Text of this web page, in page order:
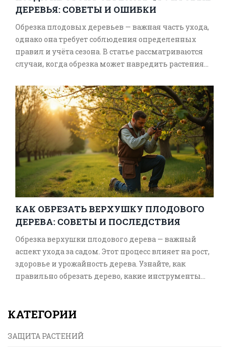
ДЕРЕВЬЯ: СОВЕТЫ И ОШИБКИ
Обрезка плодовых деревьев — важная часть ухода,
однако она требует соблюдения определенных
правил и учёта сезона. В статье рассматриваются
случаи, когда обрезка может навредить растениям,
определению времени для этой процедуры.
Понимание особенностей каждого вида дерева и
его жизненного цикла поможет садоводам
добиться лучшего урожая.
КАК ОБРЕЗАТЬ ВЕРХУШКУ ПЛОДОВОГО
ДЕРЕВА: СОВЕТЫ И ПОСЛЕДСТВИЯ
Обрезка верхушки плодового дерева — важный
аспект ухода за садом. Этот процесс влияет на рост,
здоровье и урожайность дерева. Узнайте, как
правильно обрезать дерево, какие инструменты
советы по уходу за деревьями после обрезки, чтобы
Поделимся полезными советами и
КАТЕГОРИИ
ЗАЩИТА РАСТЕНИЙ